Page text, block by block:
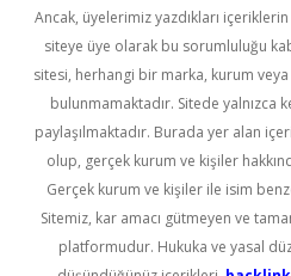
Ancak, üyelerimiz yazdıkları
siteye üye olarak bu sorumluluğu
sitesi, herhangi bir marka, kurum veya
bulunmamaktadır. Sitede yalnızca
paylaşılmaktadır. Burada yer alan
olup, gerçek kurum ve kişiler
Gerçek kurum ve kişiler ile isim
Sitemiz, kar amacı gütmeyen ve
platformudur. Hukuka ve yasal